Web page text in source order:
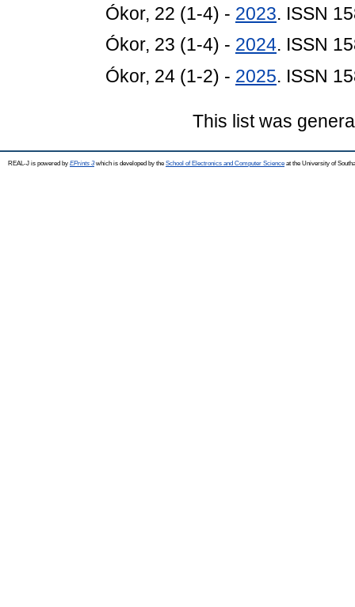
Ókor, 22 (1-4) - 2023. ISSN
Ókor, 23 (1-4) - 2024. ISSN
Ókor, 24 (1-2) - 2025. ISSN
This list was
REAL-J is powered by EPrints 3which is developed by the School of Electronics and Computer Science at the University of